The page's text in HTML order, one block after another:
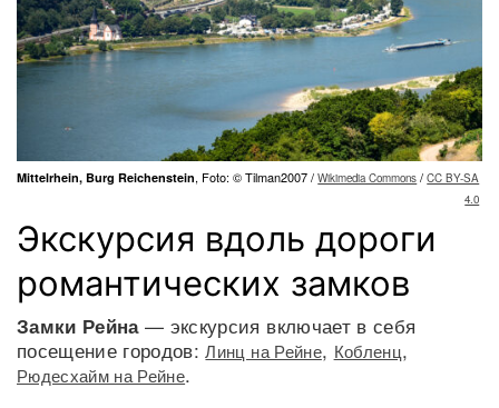
Mittelrhein, Burg Reichenstein, Foto: © Tilman2007 /Wikimedia Commons /CC BY-SA
4.0
Экскурсия вдоль дороги
романтических замков
Замки Рейна— экскурсия включает в себя
посещение городов:Линц на Рейне, Кобленц,
Рюдесхайм на Рейне.